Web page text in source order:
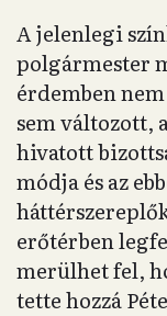
A jelenlegi
polgármester
érdemben
sem változott,
hivatott
módja és az
erőtérben
merülhet fel,
tette hozzá